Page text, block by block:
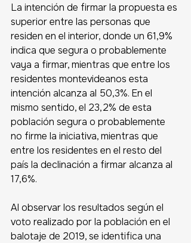
La intención de firmar la propuesta es
superior entre las personas que
residen en el interior, donde un 61,9%
indica que segura o probablemente
vaya a firmar, mientras que entre los
residentes montevideanos esta
intención alcanza al 50,3%. En el
mismo sentido, el 23,2% de esta
población segura o probablemente
no firme la iniciativa, mientras que
entre los residentes en el resto del
país la declinación a firmar alcanza al
17,6%.
Al observar los resultados según el
voto realizado por la población en el
balotaje de 2019, se identifica una